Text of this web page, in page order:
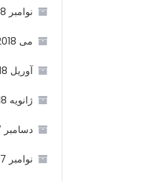
نوامبر 2018
می 2018
آوریل 2018
ژانویه 2018
دسامبر 2017
نوامبر 2017